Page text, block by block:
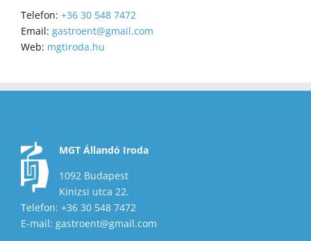
Telefon: +36 30 548 7472
Email: gastroent@gmail.com
Web: mgtiroda.hu
MGT Állandó Iroda
1092 Budapest
Kinizsi utca 22.
Telefon: +36 30 548 7472
E-mail: gastroent@gmail.com